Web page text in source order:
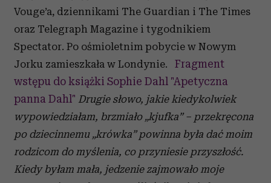
Vouge’a, dziennikami The Guardian i The Times
oraz Telegraph Magazine i tygodnikiem
Spectator. Po ośmioletnim pobycie w Nowym
Jorku zamieszkała w Londynie. Fragment
wstępu do książki Sophie Dahl "Apetyczna
panna Dahl" Drugie słowo, jakie kiedykolwiek
wypowiedziałam, brzmiało „kjufka” – przekręcona
po dziecinnemu „krówka” powinna była dać moim
rodzicom do myślenia, co przyniesie przyszłość.
Kiedy byłam mała, jedzenie zajmowało moje